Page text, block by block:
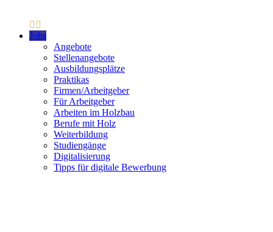
Jobs
Angebote
Stellenangebote
Ausbildungsplätze
Praktikas
Firmen/Arbeitgeber
Für Arbeitgeber
Arbeiten im Holzbau
Berufe mit Holz
Weiterbildung
Studiengänge
Digitalisierung
Tipps für digitale Bewerbung